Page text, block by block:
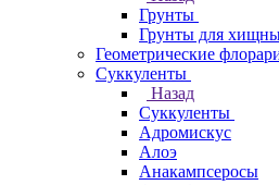
Грунты
Грунты для
Геометрические
Суккуленты
Назад
Суккуленты
Адромискус
Алоэ
Анакампсеросы